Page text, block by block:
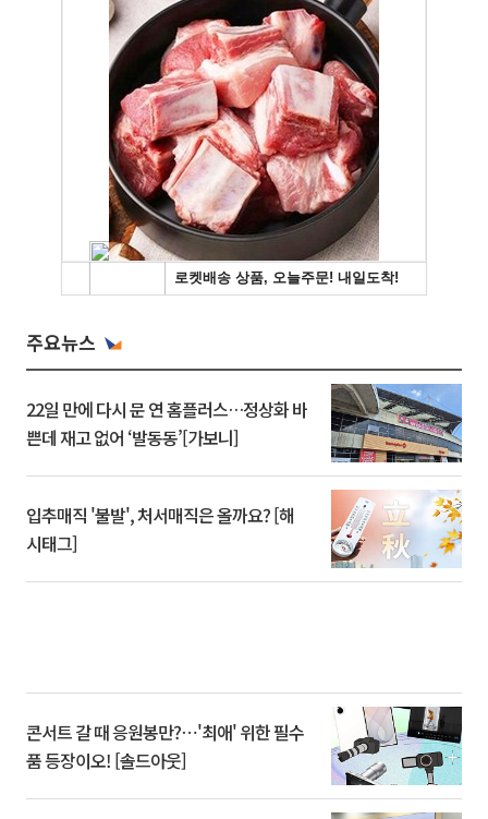
주요뉴스
22일 만에 다시 문 연 홈플러스…정상화 바
쁜데 재고 없어 ‘발동동’[가보니]
입추매직 '불발', 처서매직은 올까요? [해
시태그]
콘서트 갈 때 응원봉만?⋯'최애' 위한 필수
품 등장이오! [솔드아웃]